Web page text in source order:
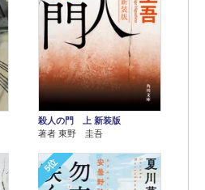
殺人の門 上 新装版
著者 東野 圭吾
5位